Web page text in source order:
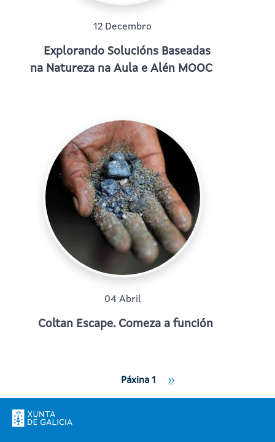
12 Decembro
Explorando Solucións Baseadas
na Natureza na Aula e Alén MOOC
04 Abril
Coltan Escape. Comeza a función
Páxina 1 Páxina Seguinte
››